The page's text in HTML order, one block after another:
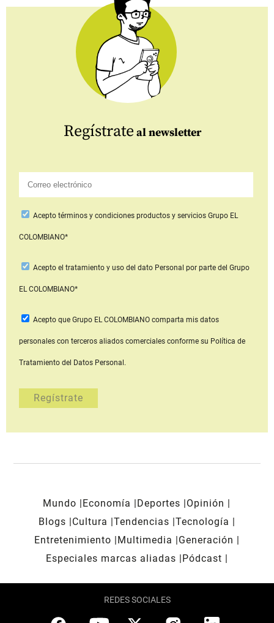
Regístrate al newsletter
Aceptotérminos y condiciones productos y serviciosGrupo EL
COLOMBIANO*
Acepto el tratamiento y uso del dato Personal por parte del Grupo
EL COLOMBIANO*
Acepto que Grupo EL COLOMBIANOcomparta mis datos
personales con terceros aliados comerciales conforme su Política de
Tratamiento del Datos Personal.
Mundo Economía Deportes
Opinión
Blogs
Cultura Tendencias Tecnología
Entretenimiento
Multimedia
Generación
Especiales marcas aliadas
Pódcast
REDES SOCIALES